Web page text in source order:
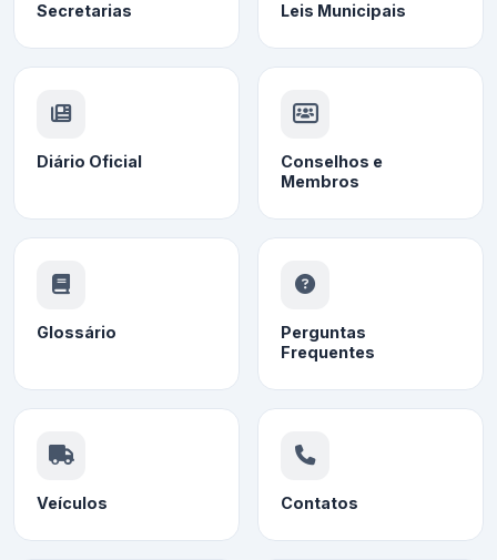
Secretarias Leis Municipais
Diário Oficial
Conselhos e
Membros
Glossário
Perguntas
Frequentes
Veículos Contatos